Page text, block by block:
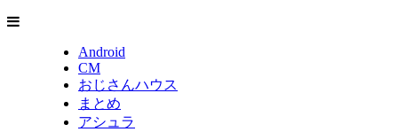
Android
CM
おじさんハウス
まとめ
アシュラ